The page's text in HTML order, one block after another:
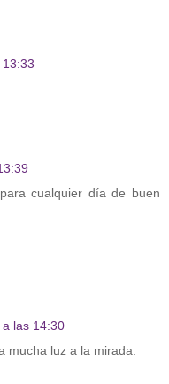
cualquier día de buen
las 14:30
mucha luz a la mirada.